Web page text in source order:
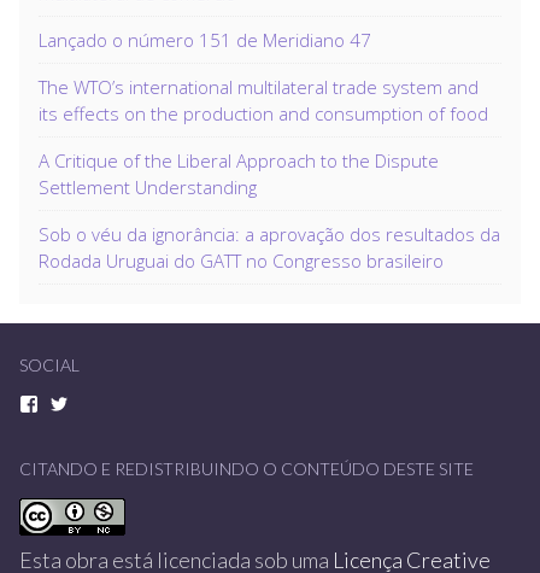
Lançado o número 151 de Meridiano 47
The WTO’s international multilateral trade system and
its effects on the production and consumption of food
A Critique of the Liberal Approach to the Dispute
Settlement Understanding
Sob o véu da ignorância: a aprovação dos resultados da
Rodada Uruguai do GATT no Congresso brasileiro
SOCIAL
CITANDO E REDISTRIBUINDO O CONTEÚDO DESTE SITE
Esta obra está licenciada sob uma Licença Creative